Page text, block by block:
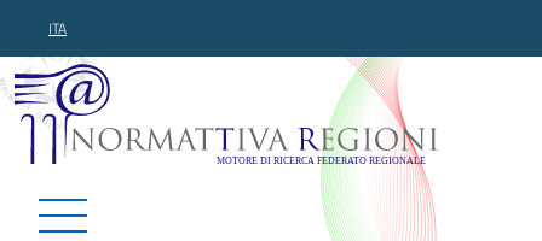
ITA
Normattiva Regioni -